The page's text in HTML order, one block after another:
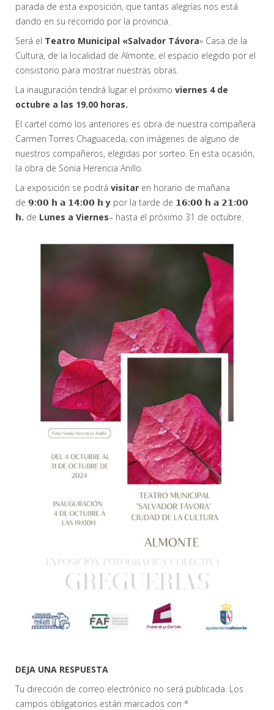
parada de esta exposición, que tantas alegrías nos está
dando en su recorrido por la provincia.
Será el Teatro Municipal «Salvador Távora» Casa de la
Cultura, de la localidad de Almonte, el espacio elegido por el
consistorio para mostrar nuestras obras.
La inauguración tendrá lugar el próximo viernes 4 de
octubre a las 19.00 horas.
El cartel como los anteriores es obra de nuestra compañera
Carmen Torres Chaguaceda, con imágenes de alguno de
nuestros compañeros, elegidas por sorteo. En esta ocasión,
la obra de Sonia Herencia Anillo.
La exposición se podrá visitar en horario de mañana
de 𝟵:𝟬𝟬 𝗵 𝗮 𝟭𝟰:𝟬𝟬 𝗵 y por la tarde de 𝟭𝟲:𝟬𝟬 𝗵 𝗮 𝟮𝟭:𝟬𝟬
𝗵. de Lunes a Viernes– hasta el próximo 31 de octubre.
DEJA UNA RESPUESTA
Tu dirección de correo electrónico no será publicada. Los
campos obligatorios están marcados con *